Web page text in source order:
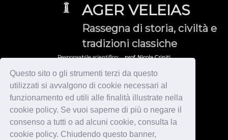
Questo sito o gli strumenti terzi da questo
utilizzati si avvalgono di cookie necessari al
funzionamento ed utili alle finalità illustrate nella
cookie policy. Se vuoi saperne di più o negare il
consenso a tutti o ad alcuni cookie, consulta la
cookie policy. Chiudendo questo banner,
AGER VELEIAS
Rassegna di storia, civiltà e
tradizioni classiche
Responsabile scientifico:prof. Nicola Criniti
© 2026 Gruppo di Ricerca Veleiate - Tutti i diritti sono riservati
Immagica & Partner -Informativa Privacy & Cookies
HOME
VELEIA / CISALPINA
ITALIA
NOVITA'